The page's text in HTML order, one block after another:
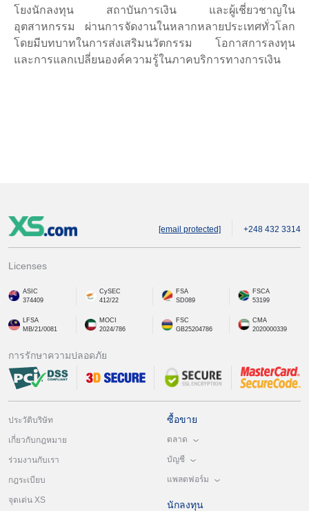
โยงนักลงทุน สถาบันการเงิน และผู้เชี่ยวชาญใน
อุตสาหกรรม ผ่านการจัดงานในหลากหลายประเทศทั่วโลก
โดยมีบทบาทในการส่งเสริมนวัตกรรม โอกาสการลงทุน
และการแลกเปลี่ยนองค์ความรู้ในภาคบริการทางการเงิน
[email protected] +248 432 3314
Licenses
ASIC
374409
CySEC
412/22
FSA
SD089
FSCA
53199
LFSA
MB/21/0081
MOCI
2024/786
FSC
GB25204786
CMA
2020000339
การรักษาความปลอดภัย
ประวัติบริษัท
เกี่ยวกับกฎหมาย
ร่วมงานกับเรา
กฎระเบียบ
จุดเด่น XS
ซื้อขาย
ตลาด
บัญชี
แพลตฟอร์ม
นักลงทุน